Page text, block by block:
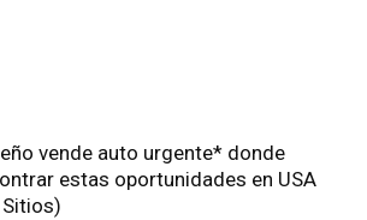
vende auto urgente* donde
estas oportunidades en USA